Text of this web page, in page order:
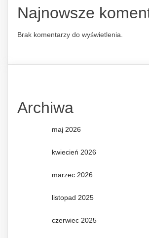
Najnowsze
Brak komentarzy do wyświetlenia.
Archiwa
maj 2026
kwiecień 2026
marzec 2026
listopad 2025
czerwiec 2025